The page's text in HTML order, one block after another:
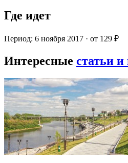
Где идет
Период: 6 ноября 2017 · от 129 ₽
Интересные статьи